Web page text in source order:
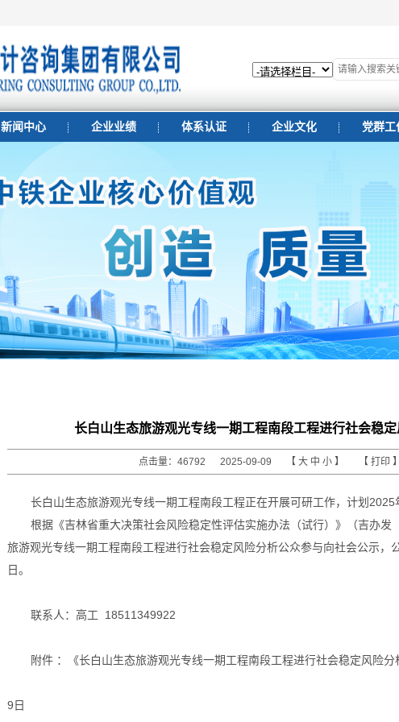
新闻中心 企业业绩 体系认证 企业文化 党群工
长白山生态旅游观光专线一期工程南段工程进行社会稳
点击量：46792 2025-09-09 【 大 中 小 】 【 打印
长白山生态旅游观光专线一期工程南段工程正在开展可研工作，计划 2025
根据《吉林省重大决策社会风险稳定性评估实施办法（试行）》（吉办发
旅游观光专线一期工程南段工程进行社会稳定风险分析公众参与向社会公示，
日。
联系人：高工 18511349922
附件 ： 《长白山生态旅游观光专线一期工程南段工程进行社会稳定风险
9 日